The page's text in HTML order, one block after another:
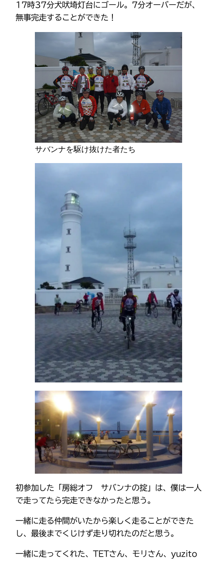
17時37分犬吠埼灯台にゴール。7分オーバーだが、
無事完走することができた！
サバンナを駆け抜けた者たち
初参加した「房総オフ サバンナの掟」は、僕は一人
で走ってたら完走できなかったと思う。
一緒に走る仲間がいたから楽しく走ることができた
し、最後までくじけず走り切れたのだと思う。
一緒に走ってくれた、TETさん、モリさん、yuzito